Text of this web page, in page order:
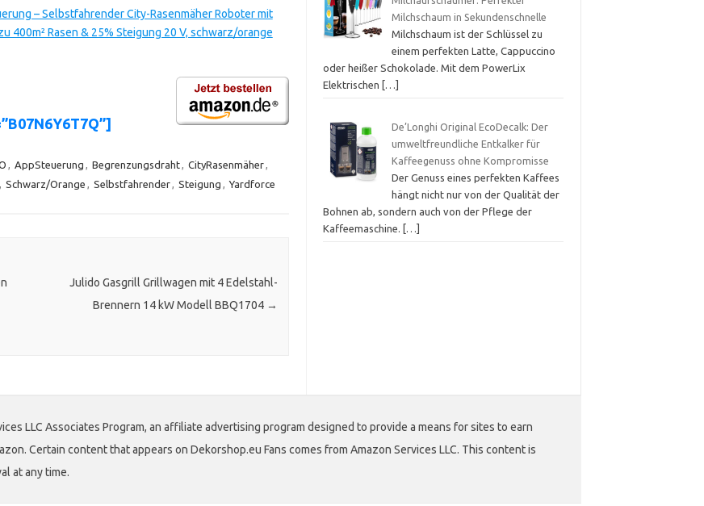
– Selbstfahrender City-Rasenmäher Roboter mit
400m² Rasen & 25% Steigung 20 V, schwarz/orange
, AppSteuerung , Begrenzungsdraht, CityRasenmäher,
, Schwarz/Orange , Selbstfahrender, Steigung , Yardforce
Julido Gasgrill Grillwagen mit 4 Edelstahl-
Brennern 14 kW Modell BBQ1704 →
Milchschaum in Sekundenschnelle
Milchschaum ist der Schlüssel zu
einem perfekten Latte, Cappuccino
oder heißer Schokolade. Mit dem PowerLix
Elektrischen
[…]
De’Longhi Original EcoDecalk: Der
umweltfreundliche Entkalker für
Kaffeegenuss ohne Kompromisse
Der Genuss eines perfekten Kaffees
hängt nicht nur von der Qualität der
Bohnen ab, sondern auch von der Pflege der
Kaffeemaschine.
[…]
LLC Associates Program, an affiliate advertising program designed to provide a means for sites to earn
Certain content that appears on Dekorshop.eu Fans comes from Amazon Services LLC. This content is
at any time.